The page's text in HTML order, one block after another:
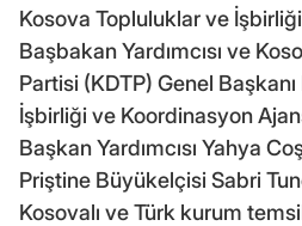
Kosova Topluluklar ve
Başbakan Yardımcısı ve
Partisi (KDTP) Genel
İşbirliği ve Koordinasyon
Başkan Yardımcısı Yahya
Priştine Büyükelçisi Sabri Tunç
Kosovalı ve Türk kurum